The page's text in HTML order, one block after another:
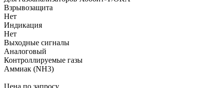
Взрывозащита
Нет
Индикация
Нет
Выходные сигналы
Аналоговый
Контроллируемые газы
Аммиак (NH3)
Цена по запросу